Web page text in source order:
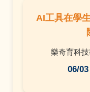
AI工具在學
樂奇育科
06/